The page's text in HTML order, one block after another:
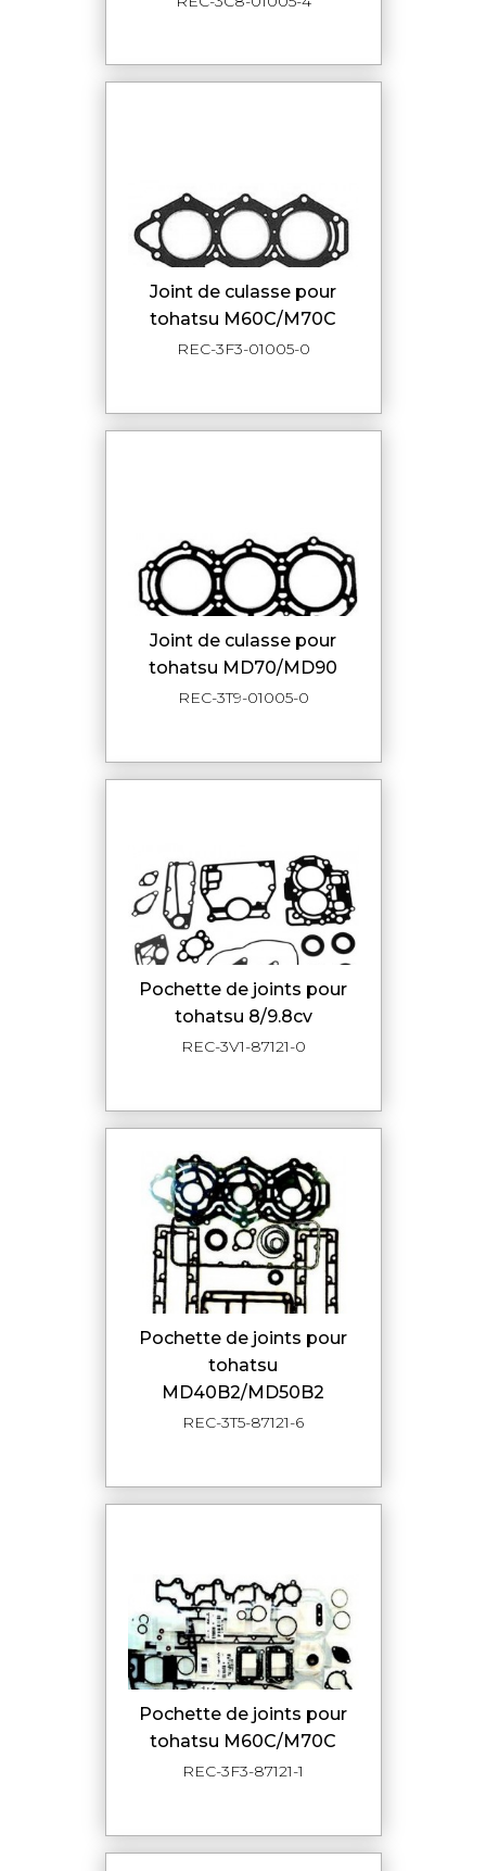
joint de culasse pour
tohatsu M60C/M70C
REC-3F3-01005-0
joint de culasse pour
tohatsu MD70/MD90
REC-3T9-01005-0
pochette de joints pour
tohatsu 8/9.8cv
REC-3V1-87121-0
pochette de joints pour
tohatsu
MD40B2/MD50B2
REC-3T5-87121-6
pochette de joints pour
tohatsu M60C/M70C
REC-3F3-87121-1